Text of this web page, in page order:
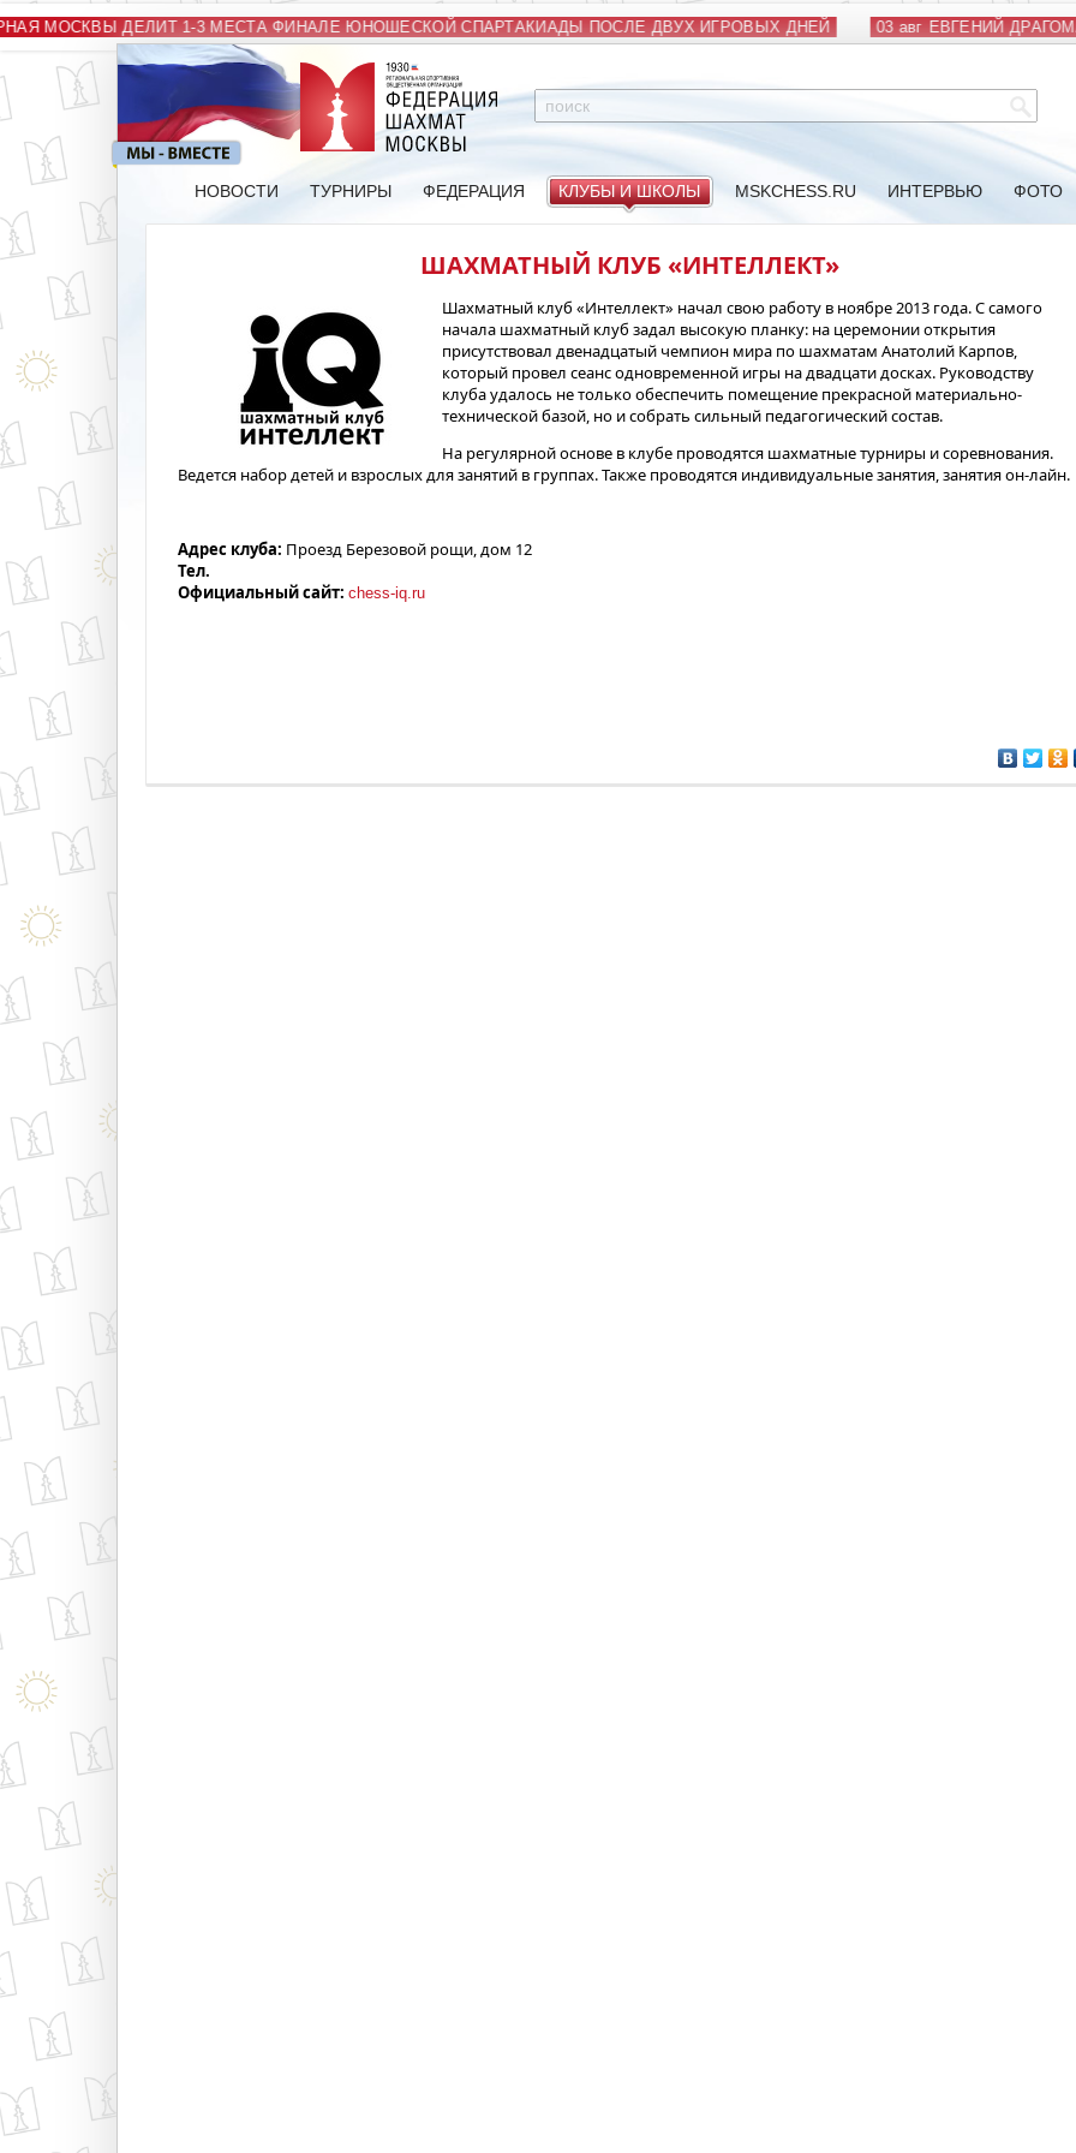
МОСКВЫ ДЕЛИТ 1-3 МЕСТА ФИНАЛЕ ЮНОШЕСКОЙ СПАРТАКИАДЫ ПОСЛЕ ДВУХ ИГРОВЫХ ДНЕЙ 03 авг ЕВГЕНИЙ
НОВОСТИ ТУРНИРЫ ФЕДЕРАЦИЯ КЛУБЫ И ШКОЛЫ MSKCHESS.RU ИНТЕРВЬЮ ФОТО
ШАХМАТНЫЙ КЛУБ «ИНТЕЛЛЕКТ»
Шахматный клуб «Интеллект» начал свою работу в ноябре 2013 года. С самого
начала шахматный клуб задал высокую планку: на церемонии открытия
присутствовал двенадцатый чемпион мира по шахматам Анатолий Карпов,
который провел сеанс одновременной игры на двадцати досках. Руководству
клуба удалось не только обеспечить помещение прекрасной материально-
технической базой, но и собрать сильный педагогический состав.
На регулярной основе в клубе проводятся шахматные турниры и соревнования.
Ведется набор детей и взрослых для занятий в группах. Также проводятся индивидуальные занятия, занятия он-лайн.
Адрес клуба: Проезд Березовой рощи, дом 12
Тел.
Официальный сайт: сhess-iq.ru